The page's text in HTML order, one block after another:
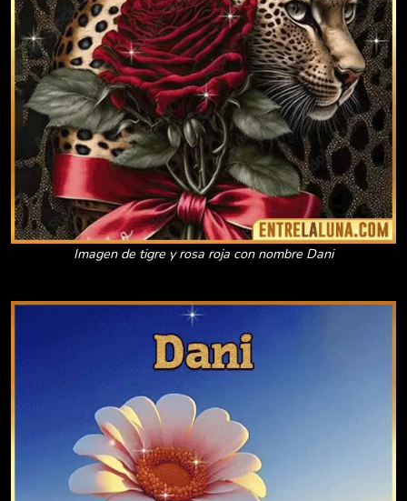
Imagen de tigre y rosa roja con nombre Dani